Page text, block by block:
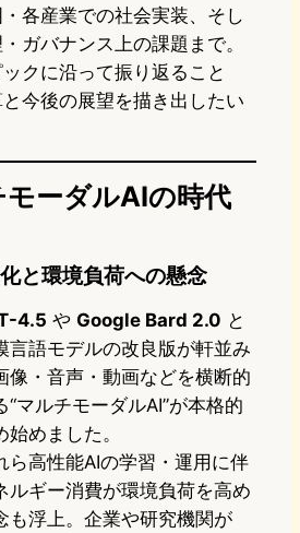
各産業での社会実装、そし
ガバナンス上の課題まで。
クに沿って振り返ること
今後の展望を描き出したい
モーダルAIの時代
と環境負荷への懸念
4.5 や Google Bard 2.0 と
言語モデルの改良版が軒並み
像・音声・動画などを横断的
“マルチモーダルAI”が本格的
めました。
ら高性能AIの学習・運用に伴
ルギー消費が環境負荷を高め
も浮上。企業や研究機関が